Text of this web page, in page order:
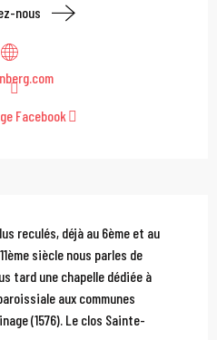
nous
Facebook
reculés, déjà au 6ème et au
siècle nous parles de
tard une chapelle dédiée à
aux communes
(1576). Le clos Sainte-